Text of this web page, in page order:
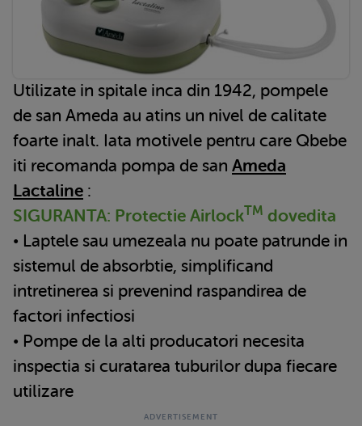
Utilizate in spitale inca din 1942, pompele
de san Ameda au atins un nivel de calitate
foarte inalt. Iata motivele pentru care Qbebe
iti recomanda pompa de san Ameda
Lactaline :
SIGURANTA: Protectie AirlockTM dovedita
• Laptele sau umezeala nu poate patrunde in
sistemul de absorbtie, simplificand
intretinerea si prevenind raspandirea de
factori infectiosi
• Pompe de la alti producatori necesita
inspectia si curatarea tuburilor dupa fiecare
utilizare